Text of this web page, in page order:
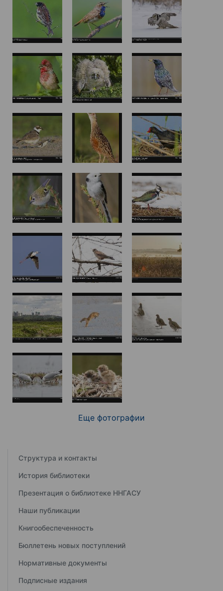
Еще фотографии
Структура и контакты
История библиотеки
Презентация о библиотеке ННГАСУ
Наши публикации
Книгообеспеченность
Бюллетень новых поступлений
Нормативные документы
Подписные издания